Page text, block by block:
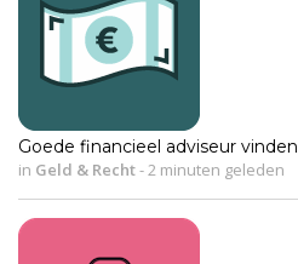
Goede financieel adviseur vinden
in Geld & Recht-2 minuten geleden